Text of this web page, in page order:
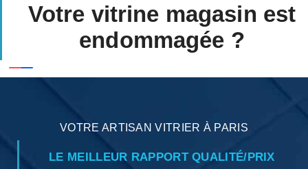
Votre vitrine magasin est
endommagée ?
VOTRE ARTISAN VITRIER À PARIS
LE MEILLEUR RAPPORT QUALITÉ/PRIX